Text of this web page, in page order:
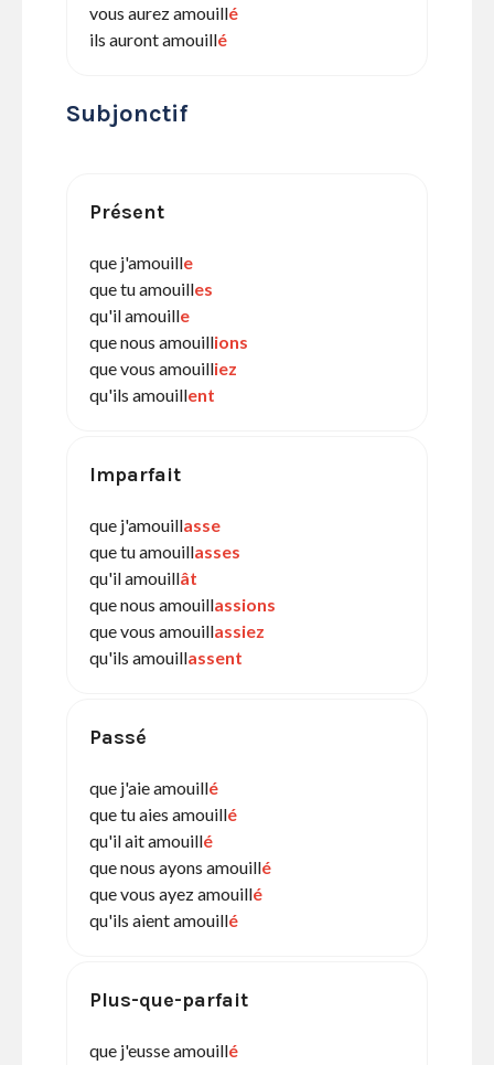
vous aurez amouillé
ils auront amouillé
Subjonctif
Présent
que j'amouille
que tu amouilles
qu'il amouille
que nous amouillions
que vous amouilliez
qu'ils amouillent
Imparfait
que j'amouillasse
que tu amouillasses
qu'il amouillât
que nous amouillassions
que vous amouillassiez
qu'ils amouillassent
Passé
que j'aie amouillé
que tu aies amouillé
qu'il ait amouillé
que nous ayons amouillé
que vous ayez amouillé
qu'ils aient amouillé
Plus-que-parfait
que j'eusse amouillé